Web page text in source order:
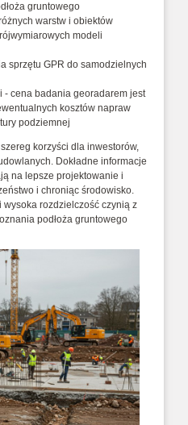
gruntowego
warstw i obiektów
modeli
sprzętu GPR do samodzielnych
- cena badania georadarem jest
kosztów napraw
podziemnej
korzyści dla inwestorów,
Dokładne informacje
na lepsze projektowanie i
i chroniąc środowisko.
wysoka rozdzielczość czynią z
podłoża gruntowego